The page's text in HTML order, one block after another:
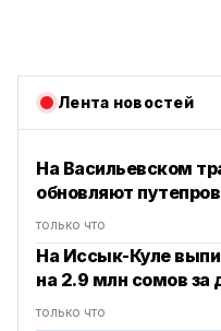
Лента новостей
На Васильевском
обновляют
только что
На Иссык-Куле
на 2.9 млн сомов за
только что